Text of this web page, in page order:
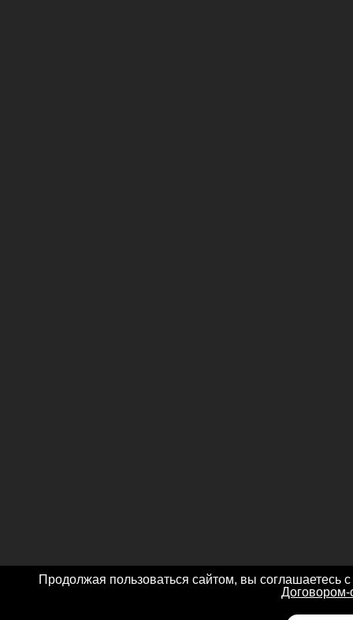
Продолжая пользоваться сайтом, вы соглашаетесь